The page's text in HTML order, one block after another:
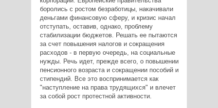
боролись с ростом безработицы, накачивали
деньгами финансовую сферу, и кризис начал
отступать, оставив, однако, проблему
стабилизации бюджетов. Решать ее пытаются
за счет повышения налогов и сокращения
расходов - в первую очередь, на социальные
нужды. Речь идет, прежде всего, о повышении
пенсионного возраста и сокращении пособий и
стипендий. Все это воспринимается как
"наступление на права трудящихся" и влечет
за собой рост протестной активности.